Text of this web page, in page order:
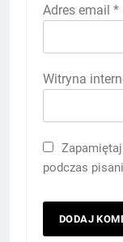
Adres email *
Witryna
podczas